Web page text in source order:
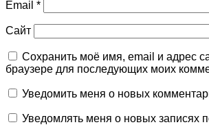
Email *
Сайт
Сохранить моё имя, email и адрес
браузере для последующих моих
Уведомить меня о новых
Уведомлять меня о новых записях